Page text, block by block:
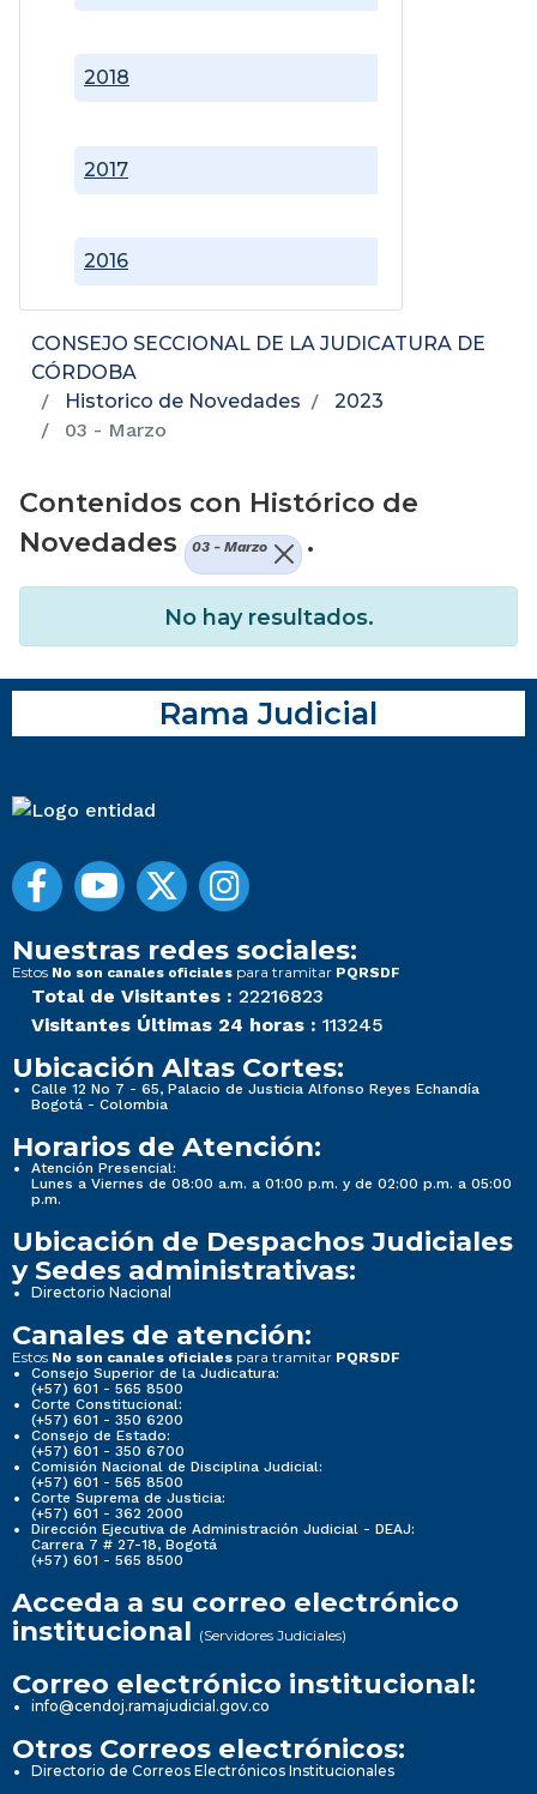
2016
2017
2018
CONSEJO SECCIONAL DE LA JUDICATURA DE
CÓRDOBA
Historico de Novedades
2023
03 - Marzo
Contenidos con Histórico de
Novedades
03 - Marzo .
No hay resultados.
Rama Judicial
Nuestras redes sociales:
Estos No son canales oficiales para tramitar PQRSDF
Total de Visitantes : 22216823
Visitantes Últimas 24 horas : 113245
Ubicación Altas Cortes:
Calle 12 No 7 - 65, Palacio de Justicia Alfonso Reyes Echandía
Bogotá - Colombia
Horarios de Atención:
Atención Presencial:
Lunes a Viernes de 08:00 a.m. a 01:00 p.m. y de 02:00 p.m. a 05:00
p.m.
Ubicación de Despachos Judiciales
y Sedes administrativas:
Directorio Nacional
Canales de atención:
Estos No son canales oficiales para tramitar PQRSDF
Consejo Superior de la Judicatura:
(+57) 601 - 565 8500
Corte Constitucional:
(+57) 601 - 350 6200
Consejo de Estado:
(+57) 601 - 350 6700
Comisión Nacional de Disciplina Judicial:
(+57) 601 - 565 8500
Corte Suprema de Justicia:
(+57) 601 - 362 2000
Dirección Ejecutiva de Administración Judicial - DEAJ:
Carrera 7 # 27-18, Bogotá
(+57) 601 - 565 8500
Acceda a su correo electrónico
institucional (Servidores Judiciales)
Correo electrónico institucional:
info@cendoj.ramajudicial.gov.co
Otros Correos electrónicos:
Directorio de Correos Electrónicos Institucionales